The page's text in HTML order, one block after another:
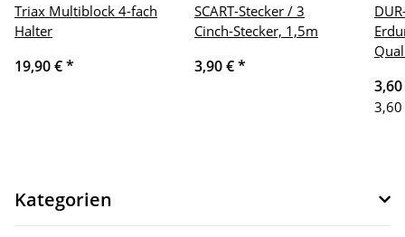
Triax Multiblock 4-fach
Halter
19,90 €*
SCART-Stecker / 3
Cinch-Stecker, 1,5m
3,90 €*
3,60
Kategorien